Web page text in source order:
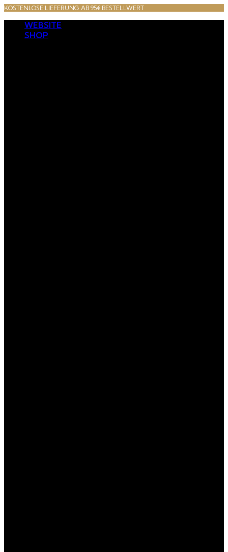
KOSTENLOSE LIEFERUNG AB 95€ BESTELLWERT
WEBSITE
SHOP